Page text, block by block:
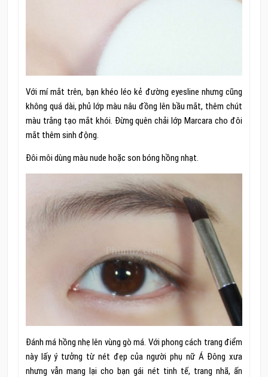
Với mí mắt trên, bạn khéo léo kẻ đường eyesline nhưng cũng
không quá dài, phủ lớp màu nâu đồng lên bầu mắt, thêm chút
màu trắng tạo mắt khói. Đừng quên chải lớp Marcara cho đôi
mắt thêm sinh động.
Đôi môi dùng màu nude hoặc son bóng hồng nhạt.
Đánh má hồng nhẹ lên vùng gò má. Với phong cách trang điểm
này lấy ý tưởng từ nét đẹp của người phụ nữ Á Đông xưa
nhưng vẫn mang lại cho bạn gái nét tinh tế, trang nhã, ấn